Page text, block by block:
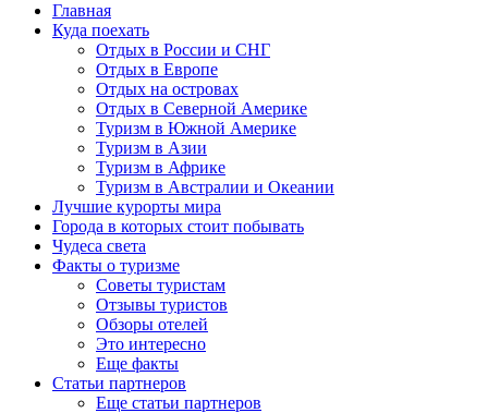
Главная
Куда поехать
Отдых в России и СНГ
Отдых в Европе
Отдых на островах
Отдых в Северной Америке
Туризм в Южной Америке
Туризм в Азии
Туризм в Африке
Туризм в Австралии и Океании
Лучшие курорты мира
Города в которых стоит побывать
Чудеса света
Факты о туризме
Советы туристам
Отзывы туристов
Обзоры отелей
Это интересно
Еще факты
Статьи партнеров
Еще статьи партнеров